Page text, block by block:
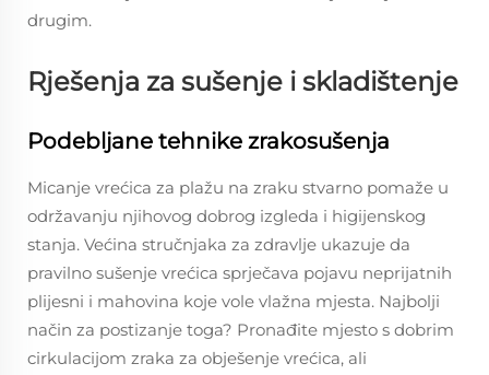
drugim.
Rješenja za sušenje i skladištenje
Podebljane tehnike zrakosušenja
Micanje vrećica za plažu na zraku stvarno pomaže u
održavanju njihovog dobrog izgleda i higijenskog
stanja. Većina stručnjaka za zdravlje ukazuje da
pravilno sušenje vrećica sprječava pojavu neprijatnih
plijesni i mahovina koje vole vlažna mjesta. Najbolji
način za postizanje toga? Pronađite mjesto s dobrim
cirkulacijom zraka za obješenje vrećica, ali